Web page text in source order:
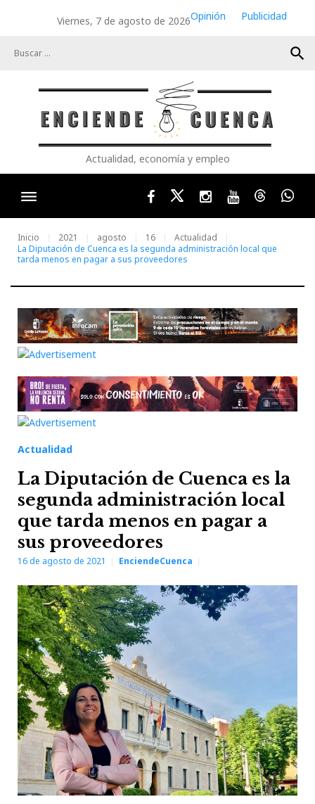
Viernes, 7 de agosto de 2026Opinión
Publicidad
search
Actualidad, economía y empleo
FacebookTwitterInstagram
YoutubeThreads
Inicio 2021 agosto 16
Actualidad
La Diputación de Cuenca es la segunda administración local que
tarda menos en pagar a sus proveedores
Actualidad
La Diputación de Cuenca es la
segunda administración local
que tarda menos en pagar a
sus proveedores
16 de agosto de 2021 EnciendeCuenca